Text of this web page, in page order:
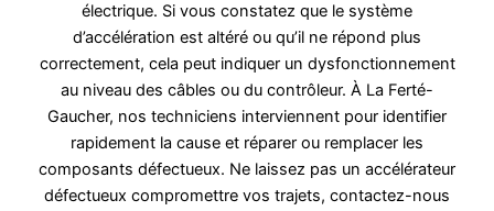
électrique. Si vous constatez que le système
d’accélération est altéré ou qu’il ne répond plus
correctement, cela peut indiquer un dysfonctionnement
au niveau des câbles ou du contrôleur. À La Ferté-
Gaucher, nos techniciens interviennent pour identifier
rapidement la cause et réparer ou remplacer les
composants défectueux. Ne laissez pas un accélérateur
défectueux compromettre vos trajets, contactez-nous